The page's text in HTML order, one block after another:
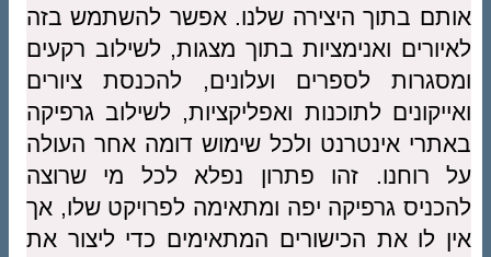
אותם בתוך היצירה שלנו. אפשר להשתמש בזה
לאיורים ואנימציות בתוך מצגות, לשילוב רקעים
ומסגרות לספרים ועלונים, להכנסת ציורים
ואייקונים לתוכנות ואפליקציות, לשילוב גרפיקה
באתרי אינטרנט ולכל שימוש דומה אחר העולה
על רוחנו. זהו פתרון נפלא לכל מי שרוצה
להכניס גרפיקה יפה ומתאימה לפרויקט שלו, אך
אין לו את הכישורים המתאימים כדי ליצור את